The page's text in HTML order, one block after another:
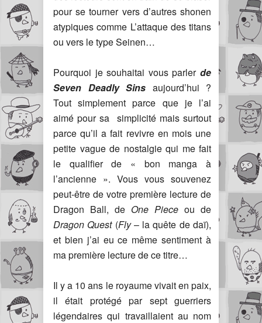
pour se tourner vers d’autres shonen
atypiques comme L’attaque des titans
ou vers le type Seinen…
Pourquoi je souhaitai vous parler de
Seven Deadly Sins aujourd’hui ?
Tout simplement parce que je l’ai
aimé pour sa simplicité mais surtout
parce qu’il a fait revivre en mois une
petite vague de nostalgie qui me fait
le qualifier de « bon manga à
l’ancienne ». Vous vous souvenez
peut-être de votre première lecture de
Dragon Ball, de One Piece ou de
Dragon Quest(Fly– la quête de daï),
et bien j’ai eu ce même sentiment à
ma première lecture de ce titre…
Il y a 10 ans le royaume vivait en paix,
il était protégé par sept guerriers
légendaires qui travaillaient au nom